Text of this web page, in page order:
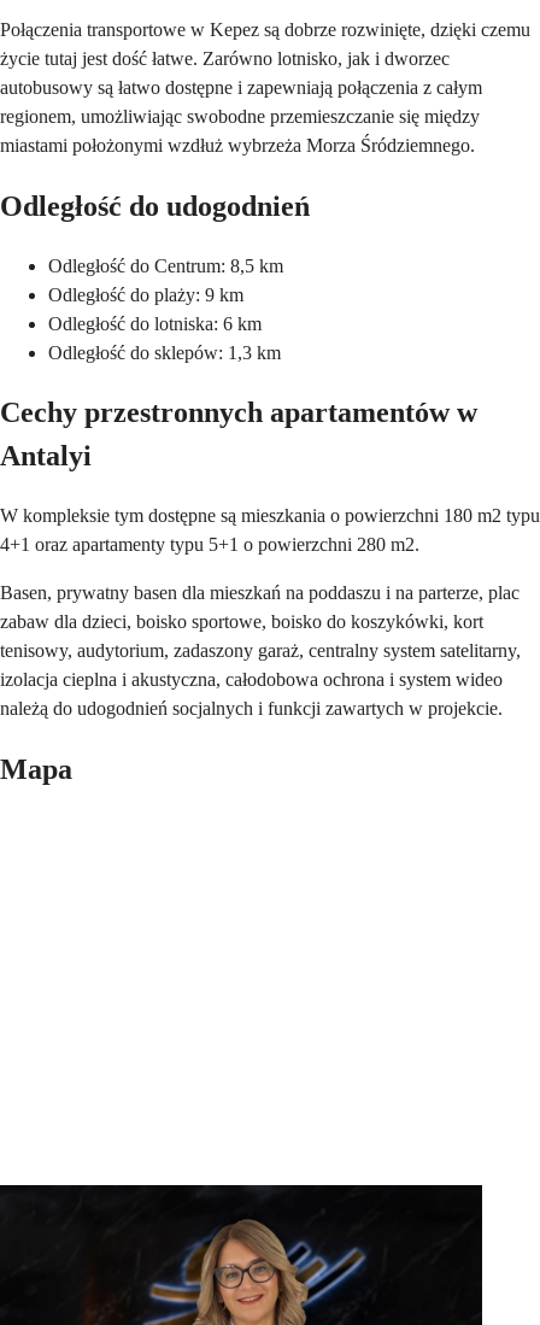
Połączenia transportowe w Kepez są dobrze rozwinięte, dzięki czemu
życie tutaj jest dość łatwe. Zarówno lotnisko, jak i dworzec
autobusowy są łatwo dostępne i zapewniają połączenia z całym
regionem, umożliwiając swobodne przemieszczanie się między
miastami położonymi wzdłuż wybrzeża Morza Śródziemnego.
Odległość do udogodnień
Odległość do Centrum: 8,5 km
Odległość do plaży: 9 km
Odległość do lotniska: 6 km
Odległość do sklepów: 1,3 km
Cechy przestronnych apartamentów w
Antalyi
W kompleksie tym dostępne są mieszkania o powierzchni 180 m2 typu
4+1 oraz apartamenty typu 5+1 o powierzchni 280 m2.
Basen, prywatny basen dla mieszkań na poddaszu i na parterze, plac
zabaw dla dzieci, boisko sportowe, boisko do koszykówki, kort
tenisowy, audytorium, zadaszony garaż, centralny system satelitarny,
izolacja cieplna i akustyczna, całodobowa ochrona i system wideo
należą do udogodnień socjalnych i funkcji zawartych w projekcie.
Mapa